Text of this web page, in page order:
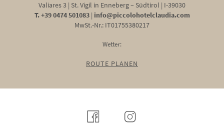
Valiares 3 | St. Vigil in Enneberg – Südtirol | I-39030
T. +39 0474 501083| info@piccolohotelclaudia.com
MwSt.-Nr.: IT01755380217
Wetter:
ROUTE PLANEN